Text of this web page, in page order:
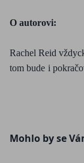
O autorovi:
Rachel Reid
tom bude i
Od dětství je
Mohlo by se